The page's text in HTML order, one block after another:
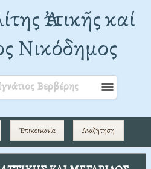
Ἀττικῆς καί
Νικόδημος
Βερβέρης
Ἐπικοινωνία Αναζήτηση